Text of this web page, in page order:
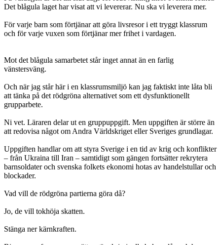
Det blågula laget har visat att vi levererar. Nu ska vi leverera mer.
För varje barn som förtjänar att göra livsresor i ett tryggt klassrum
och för varje vuxen som förtjänar mer frihet i vardagen.
Mot det blågula samarbetet står inget annat än en farlig
vänstersväng.
Och när jag står här i en klassrumsmiljö kan jag faktiskt inte låta bli
att tänka på det rödgröna alternativet som ett dysfunktionellt
grupparbete.
Ni vet. Läraren delar ut en gruppuppgift. Men uppgiften är större än
att redovisa något om Andra Världskriget eller Sveriges grundlagar.
Uppgiften handlar om att styra Sverige i en tid av krig och konflikter
– från Ukraina till Iran – samtidigt som gängen fortsätter rekrytera
barnsoldater och svenska folkets ekonomi hotas av handelstullar och
blockader.
Vad vill de rödgröna partierna göra då?
Jo, de vill tokhöja skatten.
Stänga ner kärnkraften.